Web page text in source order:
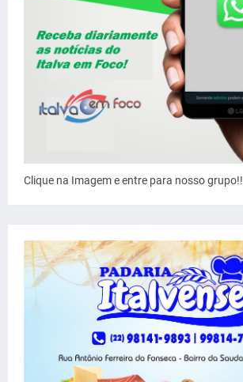
Clique na Imagem e entre para nosso grupo!!